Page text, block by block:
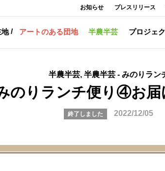
アートのある団地 半農半芸 プロジェ
お知らせ プレスリリース
半農半芸, 半農半芸 - みのりラン
のりランチ便り④お届
終了しました 2022/12/05